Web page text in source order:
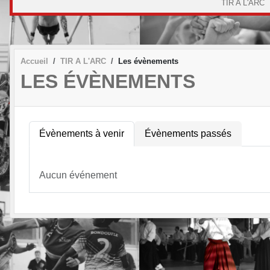
TIR A L'ARC
Accueil TIR A L'ARC Les évènements
LES ÉVÈNEMENTS
Évènements à venir Évènements passés
Aucun événement